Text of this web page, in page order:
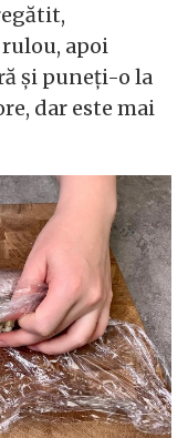
apoi
și puneți-o la
dar este mai